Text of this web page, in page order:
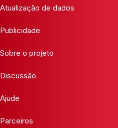
Atualização de dados
Publicidade
Sobre o projeto
Discussão
Ajude
Parceiros